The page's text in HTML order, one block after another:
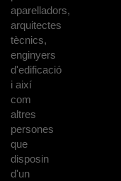
aparelladors,
arquitectes
tècnics,
enginyers
d'edificació
i així
com
altres
persones
que
disposin
d'un